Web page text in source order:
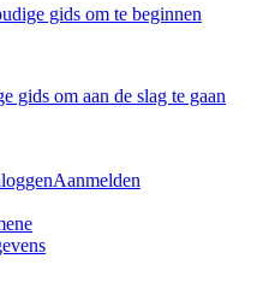
gids om te beginnen
gids om aan de slag te gaan
Aanmelden